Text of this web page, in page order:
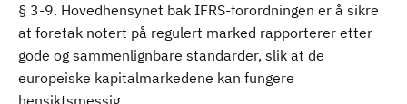
§ 3-9. Hovedhensynet bak IFRS-forordningen er å sikre
at foretak notert på regulert marked rapporterer etter
gode og sammenlignbare standarder, slik at de
europeiske kapitalmarkedene kan fungere
hensiktsmessig.